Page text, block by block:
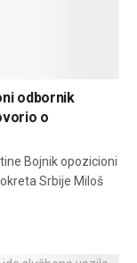
odbornik
o
Bojnik opozicioni
Srbije Miloš